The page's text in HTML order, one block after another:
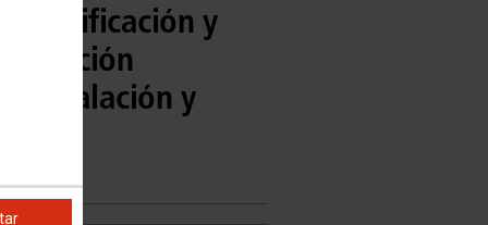
Edificación y
Instalación y